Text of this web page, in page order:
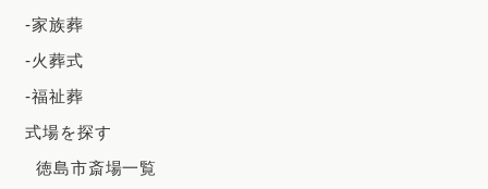
2024年2月
2023年12月
2023年11月
2023年10月
2023年9月
-家族葬
-火葬式
-福祉葬
式場を探す
徳島市斎場一覧